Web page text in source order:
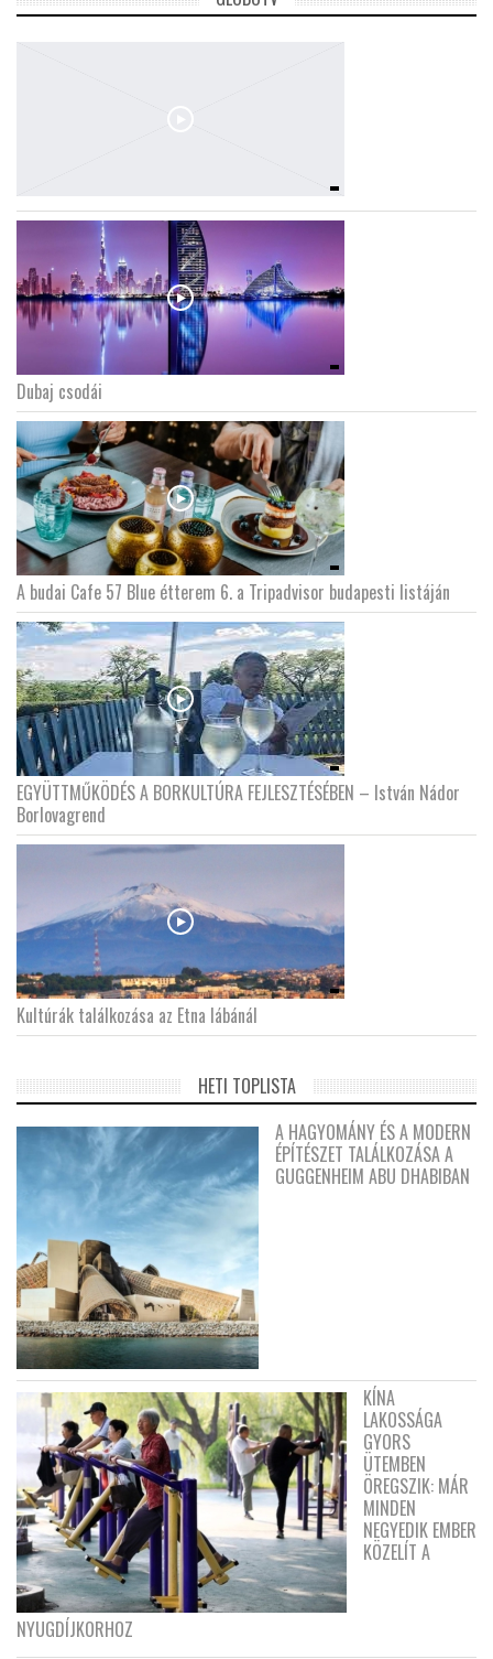
Dubaj csodái
A budai Cafe 57 Blue étterem 6. a Tripadvisor budapesti listáján
EGYÜTTMŰKÖDÉS A BORKULTÚRA FEJLESZTÉSÉBEN – István Nádor
Borlovagrend
Kultúrák találkozása az Etna lábánál
HETI TOPLISTA
A HAGYOMÁNY ÉS A MODERN
ÉPÍTÉSZET TALÁLKOZÁSA A
GUGGENHEIM ABU DHABIBAN
KÍNA
LAKOSSÁGA
GYORS
ÜTEMBEN
ÖREGSZIK: MÁR
MINDEN
NEGYEDIK EMBER
KÖZELÍT A
NYUGDÍJKORHOZ